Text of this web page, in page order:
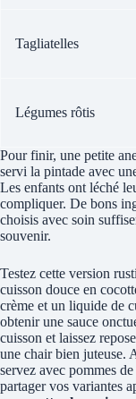
Tagliatelles
Légumes rôtis
Pour finir, une petite
servi la pintade avec
Les enfants ont léché
compliquer. De bons
choisis avec soin
souvenir.
Testez cette version
cuisson douce en
crème et un liquide de
obtenir une sauce
cuisson et laissez
une chair bien juteuse.
servez avec pommes
partager vos variantes